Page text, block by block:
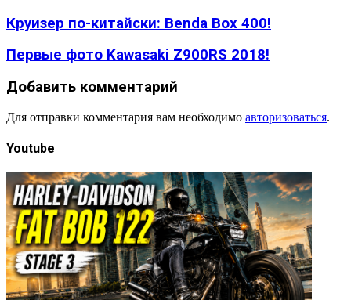
Круизер по-китайски: Benda Box 400!
Первые фото Kawasaki Z900RS 2018!
Добавить комментарий
Для отправки комментария вам необходимо авторизоваться.
Youtube